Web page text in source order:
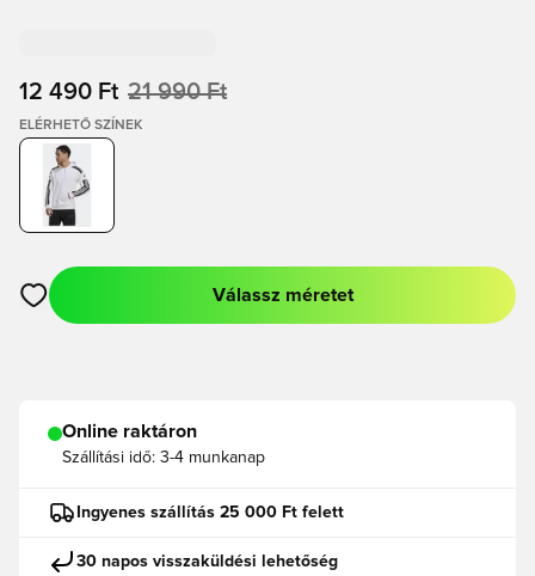
12 490 Ft 21 990 Ft
ELÉRHETŐ SZÍNEK
Megnyit egy modált a bejelentkezéshez vagy a tagként való
Válassz méretet
Online raktáron
Szállítási idő: 3-4 munkanap
Ingyenes szállítás 25 000 Ft felett
30 napos visszaküldési lehetőség